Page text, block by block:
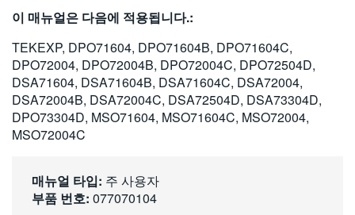
한국어
繁體中文
이 매뉴얼은 다음에 적용됩니다.:
TEKEXP, DPO71604, DPO71604B, DPO71604C,
DPO72004, DPO72004B, DPO72004C, DPO72504D,
DSA71604, DSA71604B, DSA71604C, DSA72004,
DSA72004B, DSA72004C, DSA72504D, DSA73304D,
DPO73304D, MSO71604, MSO71604C, MSO72004,
MSO72004C
매뉴얼 타입: 주 사용자
부품 번호: 077070104